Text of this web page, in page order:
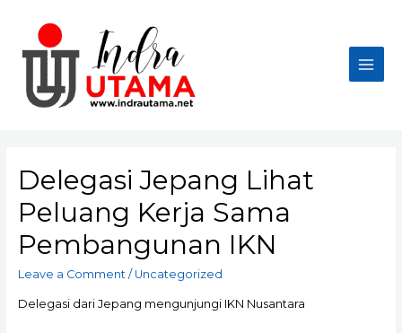
content
Main
Delegasi Jepang Lihat
Peluang Kerja Sama
Pembangunan IKN
Leave a Comment / Uncategorized
Delegasi dari Jepang mengunjungi IKN Nusantara